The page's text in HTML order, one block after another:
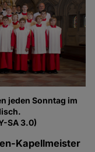
jeden Sonntag im
SA 3.0)
Kapellmeister